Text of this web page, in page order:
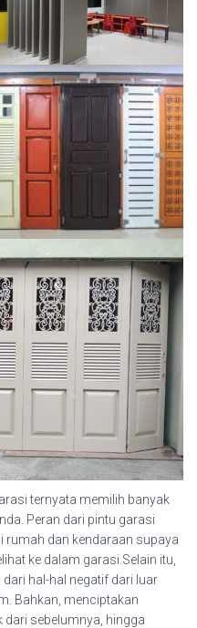
ternyata memilih banyak
Peran dari pintu garasi
rumah dan kendaraan supaya
ke dalam garasi.Selain itu,
hal-hal negatif dari luar
Bahkan, menciptakan
sebelumnya, hingga